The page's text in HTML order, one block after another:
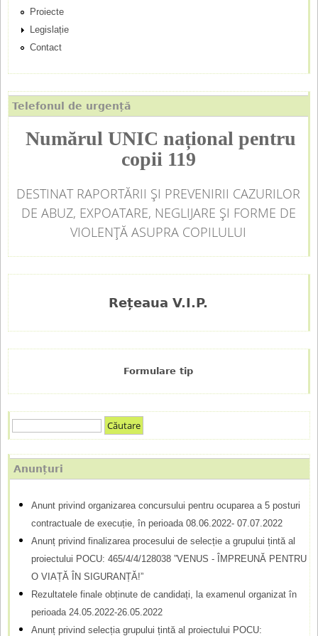
p
a
l
Proiecte
Legislație
Contact
Telefonul de urgență
Numărul UNIC național pentru
copii 119
DESTINAT RAPORTĂRII ȘI PREVENIRII CAZURILOR
DE ABUZ, EXPOATARE, NEGLIJARE ȘI FORME DE
VIOLENȚĂ ASUPRA COPILULUI
Rețeaua V.I.P.
Formulare tip
F
o
m
d
ă
u
t
Anunțuri
Anunt privind organizarea concursului pentru ocuparea a 5 posturi
contractuale de execuție, în perioada 08.06.2022- 07.07.2022
Anunț privind finalizarea procesului de selecție a grupului țintă al
proiectului POCU: 465/4/4/128038 ”VENUS - ÎMPREUNĂ PENTRU
O VIAȚĂ ÎN SIGURANȚĂ!”
Rezultatele finale obținute de candidați, la examenul organizat în
perioada 24.05.2022-26.05.2022
Anunț privind selecția grupului țintă al proiectului POCU: